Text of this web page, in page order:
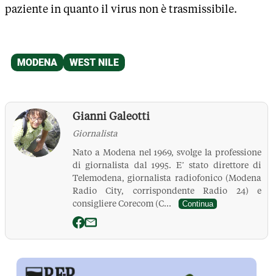
paziente in quanto il virus non è trasmissibile.
Gianni Galeotti
Giornalista
Nato a Modena nel 1969, svolge la professione
di giornalista dal 1995. E’ stato direttore di
Telemodena, giornalista radiofonico (Modena
Radio City, corrispondente Radio 24) e
consigliere Corecom (C...
Continua
La Pressa